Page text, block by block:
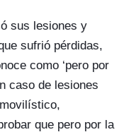
sus lesiones y
sufrió pérdidas,
como ‘pero por
caso de lesiones
que pero por la